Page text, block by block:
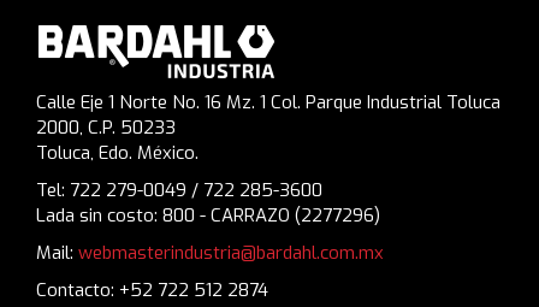
Calle Eje 1 Norte No. 16 Mz. 1 Col. Parque Industrial Toluca
2000, C.P. 50233
Toluca, Edo. México.
Tel: 722 279-0049 / 722 285-3600
Lada sin costo: 800 - CARRAZO (2277296)
Mail: webmasterindustria@bardahl.com.mx
Contacto: +52 722 512 2874